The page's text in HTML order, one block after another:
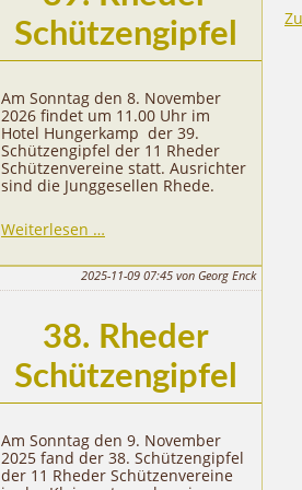
Schützengipfel
Am Sonntag den 8. November
2026 findet um 11.00 Uhr im
Hotel Hungerkamp der 39.
Schützengipfel der 11 Rheder
Schützenvereine statt. Ausrichter
sind die Junggesellen Rhede.
Weiterlesen …
Schützengipfel
2025-11-09 07:45 von Georg Enck
38. Rheder
Schützengipfel
Am Sonntag den 9. November
2025 fand der 38. Schützengipfel
der 11 Rheder Schützenvereine